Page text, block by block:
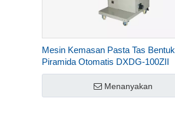
Mesin Kemasan Pasta Tas Bentuk
Piramida Otomatis DXDG-100ZII
Menanyakan